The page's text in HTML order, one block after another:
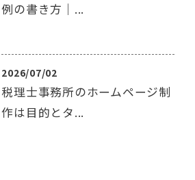
例の書き方｜...
2026/07/02
税理士事務所のホームページ制
作は目的とタ...